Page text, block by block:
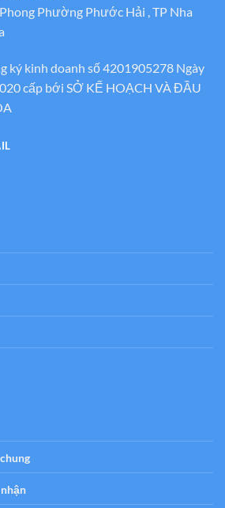
Phường Phước Hải , TP Nha
ký kinh doanh số 4201905278 Ngày
cấp bới SỞ KẾ HOẠCH VÀ ĐẦU